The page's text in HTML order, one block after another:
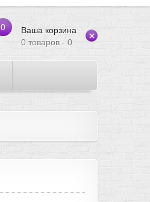
0
Ваша корзина
0 товаров - 0